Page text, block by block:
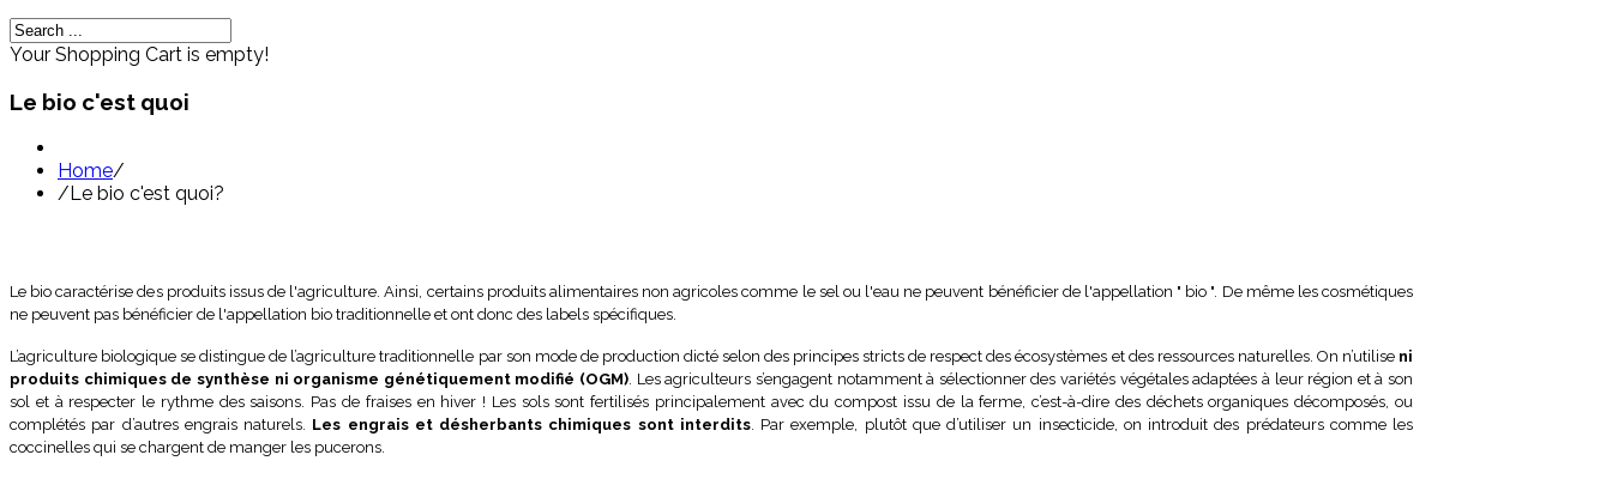
Your Shopping Cart is empty!
Le bio c'est quoi
Home/
/ Le bio c'est quoi?
Le bio caractérise des produits issus de l'agriculture. Ainsi, certains produits alimentaires non agricoles comme le sel ou l'eau ne peuvent bénéficier de l'appellation " bio ". De même les cosmétiques
ne peuvent pas bénéficier de l'appellation bio traditionnelle et ont donc des labels spécifiques.
L’agriculture biologique se distingue de l’agriculture traditionnelle par son mode de production dicté selon des principes stricts de respect des écosystèmes et des ressources naturelles. On n’utilise ni
produits chimiques de synthèse ni organisme génétiquement modifié (OGM). Les agriculteurs s’engagent notamment à sélectionner des variétés végétales adaptées à leur région et à son
sol et à respecter le rythme des saisons. Pas de fraises en hiver ! Les sols sont fertilisés principalement avec du compost issu de la ferme, c’est-à-dire des déchets organiques décomposés, ou
complétés par d’autres engrais naturels. Les engrais et désherbants chimiques sont interdits. Par exemple, plutôt que d’utiliser un insecticide, on introduit des prédateurs comme les
coccinelles qui se chargent de manger les pucerons.